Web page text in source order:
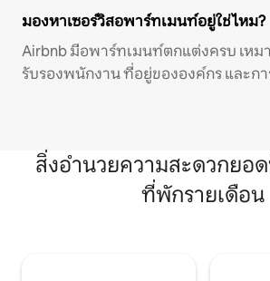
มองหาเซอร์วิสอพาร์ทเมนท์อยู่ใช่ไหม?
Airbnb มีอพาร์ทเมนท์ตกแต่งครบ เหม
รับรองพนักงาน ที่อยู่ขององค์กร และก
สิ่งอำนวยความสะดวกยอ
ที่พักรายเดือน